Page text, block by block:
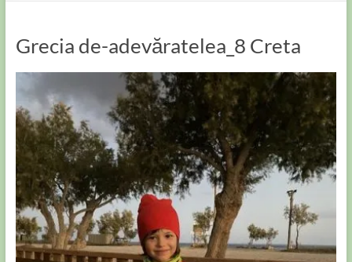
Grecia de-adevăratelea_8 Creta